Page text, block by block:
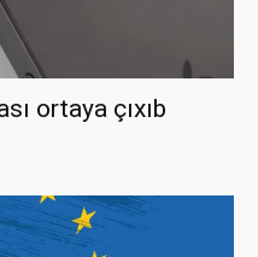
ortaya çıxıb